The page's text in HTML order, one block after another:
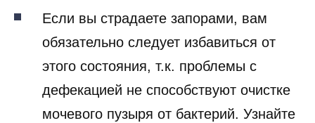
Если вы страдаете запорами, вам
обязательно следует избавиться от
этого состояния, т.к. проблемы с
дефекацией не способствуют очистке
мочевого пузыря от бактерий. Узнайте